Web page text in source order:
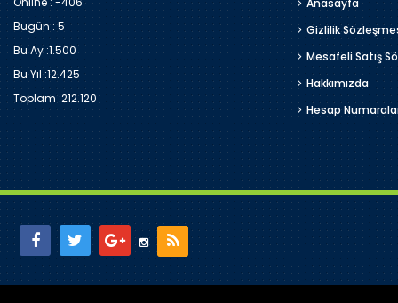
Bugün :5
Bu Ay :1.500
Bu Yıl :12.425
Toplam :212.120
Anasayfa
Gizlilik
Mesafeli Satış
Hakkımızda
Hesap